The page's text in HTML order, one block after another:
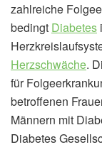
zahlreiche
bedingt Diabetes
Herzschwäche.
für
betroffenen
Männern mit
Diabetes